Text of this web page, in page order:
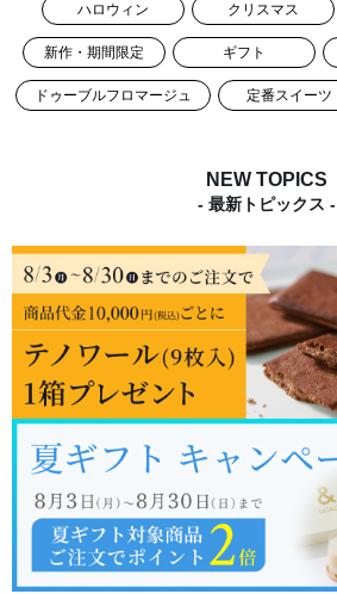
ハロウィン クリスマス
新作・期間限定 ギフト
ドゥーブルフロマージュ 定番スイーツ
NEW TOPICS
- 最新トピックス -